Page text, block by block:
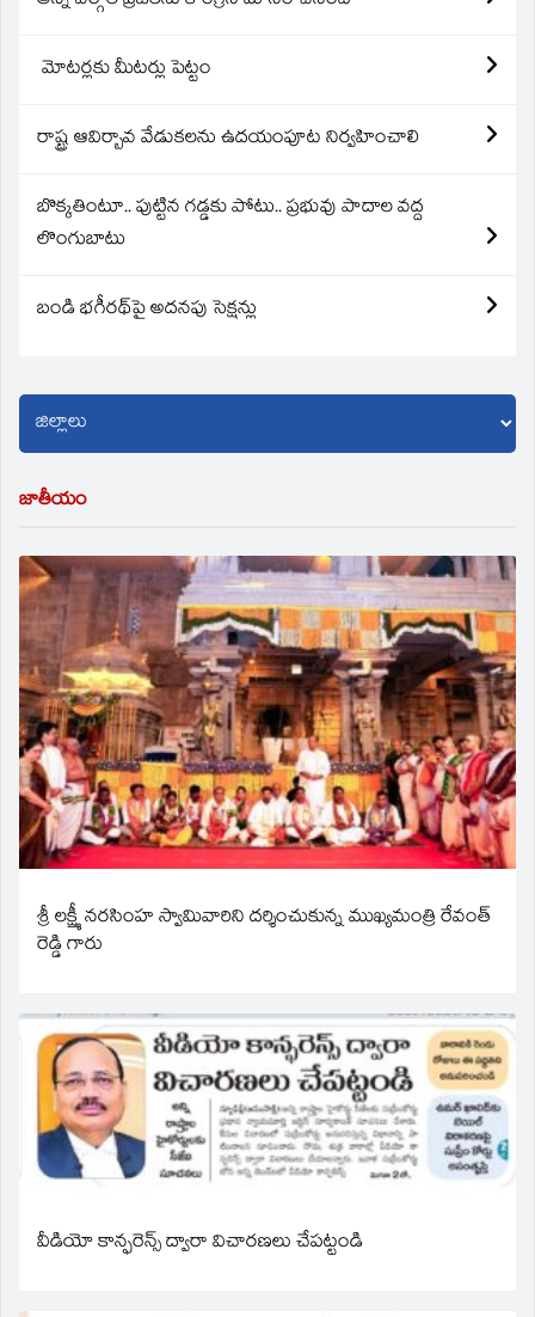
మోటర్లకు మీటర్లు పెట్టం
రాష్ట్ర ఆవిర్బావ వేడుకలను ఉదయంపూట నిర్వహించాలి
బొక్కతింటూ.. పుట్టిన గడ్డకు పోటు.. ప్రభువు పాదాల వద్ద
లొంగుబాటు
బండి భగీరథ్‌పై అదనపు సెక్షన్లు
జాతీయం
శ్రీ లక్ష్మీ నరసింహ స్వామివారిని దర్శించుకున్న ముఖ్యమంత్రి రేవంత్
రెడ్డి గారు
వీడియో కాన్ఫరెన్స్ ద్వారా విచారణలు చేపట్టండి